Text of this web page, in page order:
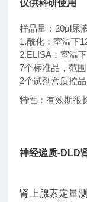
仅供科研使用
样品量：20μl尿
1.酰化：室温下
2.ELISA：室温
7个标准品，范
2个试剂盒质控
特性：有效期很
神经递质-DLD
肾上腺素定量